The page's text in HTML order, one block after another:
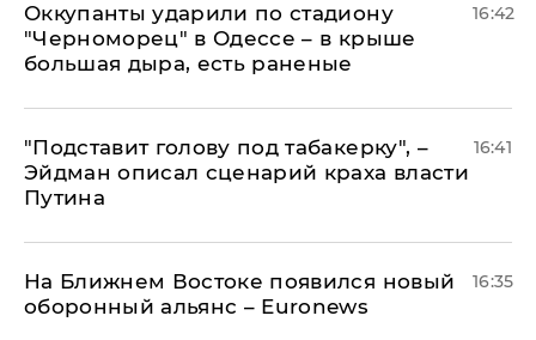
Оккупанты ударили по стадиону
"Черноморец" в Одессе – в крыше
большая дыра, есть раненые
16:42
​"Подставит голову под табакерку", –
Эйдман описал сценарий краха власти
Путина
16:41
На Ближнем Востоке появился новый
оборонный альянс – Euronews
16:35